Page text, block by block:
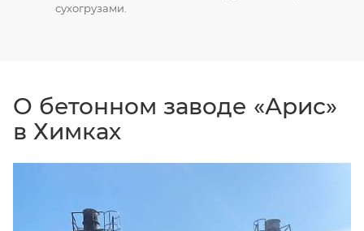
сухогрузами.
О бетонном заводе «Арис»
в Химках